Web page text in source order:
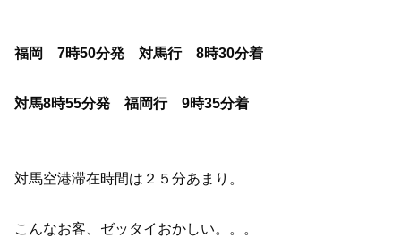
福岡 7時50分発 対馬行 8時30分着
対馬8時55分発 福岡行 9時35分着
対馬空港滞在時間は２５分あまり。
こんなお客、ゼッタイおかしい。。。